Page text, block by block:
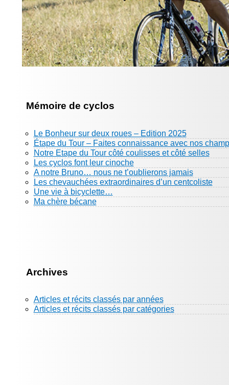
Mémoire de cyclos
Le Bonheur sur deux roues – Edition 2025
Étape du Tour – Faites connaissance avec nos
Notre Etape du Tour côté coulisses et côté selles
Les cyclos font leur cinoche
A notre Bruno… nous ne t’oublierons jamais
Les chevauchées extraordinaires d’un centcoliste
Une vie à bicyclette…
Ma chère bécane
Archives
Articles et récits classés par années
Articles et récits classés par catégories